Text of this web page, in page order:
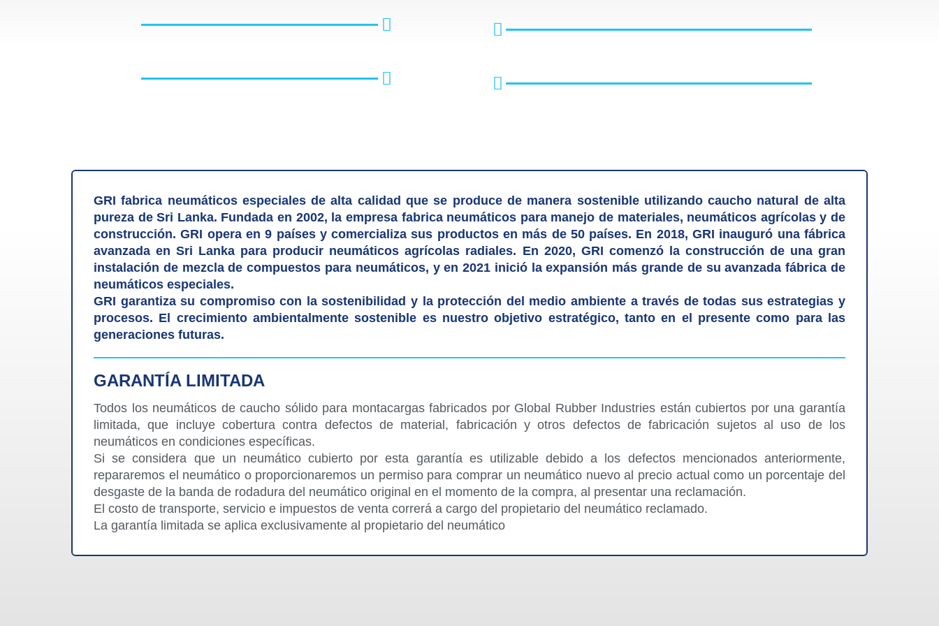
GRI fabrica neumáticos especiales de alta calidad que se produce de manera sostenible utilizando caucho natural de alta
pureza de Sri Lanka. Fundada en 2002, la empresa fabrica neumáticos para manejo de materiales, neumáticos agrícolas y de
construcción. GRI opera en 9 países y comercializa sus productos en más de 50 países. En 2018, GRI inauguró una fábrica
avanzada en Sri Lanka para producir neumáticos agrícolas radiales. En 2020, GRI comenzó la construcción de una gran
instalación de mezcla de compuestos para neumáticos, y en 2021 inició la expansión más grande de su avanzada fábrica de
neumáticos especiales.
GRI garantiza su compromiso con la sostenibilidad y la protección del medio ambiente a través de todas sus estrategias y
procesos. El crecimiento ambientalmente sostenible es nuestro objetivo estratégico, tanto en el presente como para las
generaciones futuras.
GARANTÍA LIMITADA
Todos los neumáticos de caucho sólido para montacargas fabricados por Global Rubber Industries están cubiertos por una garantía
limitada, que incluye cobertura contra defectos de material, fabricación y otros defectos de fabricación sujetos al uso de los
neumáticos en condiciones específicas.
Si se considera que un neumático cubierto por esta garantía es utilizable debido a los defectos mencionados anteriormente,
repararemos el neumático o proporcionaremos un permiso para comprar un neumático nuevo al precio actual como un porcentaje del
desgaste de la banda de rodadura del neumático original en el momento de la compra, al presentar una reclamación.
El costo de transporte, servicio e impuestos de venta correrá a cargo del propietario del neumático reclamado.
La garantía limitada se aplica exclusivamente al propietario del neumático